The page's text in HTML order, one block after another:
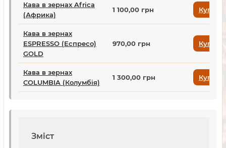
Кава в зернах Africa
(Африка)
1 100,00 грн Купити
Кава в зернах
ESPRESSO (Еспресо)
GOLD
970,00 грн Купити
Кава в зернах
COLUMBIA (Колумбія)
1 300,00 грн Купити
Зміст